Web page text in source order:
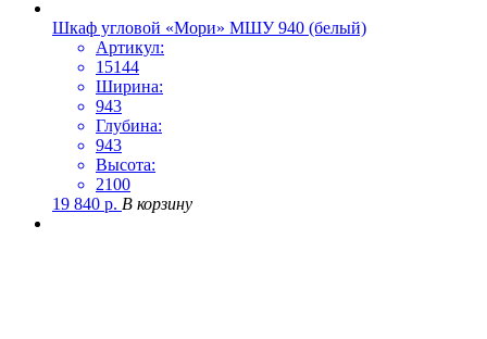
Шкаф угловой «Мори» МШУ 940 (белый)
Артикул:
15144
Ширина:
943
Глубина:
943
Высота:
2100
19 840 р. В корзину